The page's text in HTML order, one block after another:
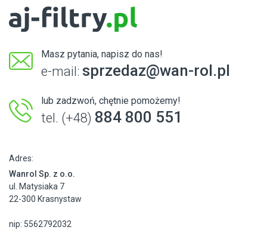
Masz pytania, napisz do nas!
e-mail: sprzedaz@wan-rol.pl
lub zadzwoń, chętnie pomożemy!
tel. (+48) 884 800 551
Adres:
Wanrol Sp. z o.o.
ul. Matysiaka 7
22-300 Krasnystaw
nip: 5562792032